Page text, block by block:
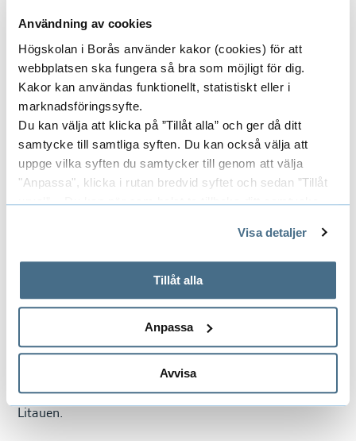
Användning av cookies
Högskolan i Borås använder kakor (cookies) för att
webbplatsen ska fungera så bra som möjligt för dig.
Kakor kan användas funktionellt, statistiskt eller i
marknadsföringssyfte.
Du kan välja att klicka på ”Tillåt alla” och ger då ditt
samtycke till samtliga syften. Du kan också välja att
uppge vilka syften du samtycker till genom att välja
"Anpassa", klicka i rutan bredvid syftet och sedan ”Tillåt
urval”. Du kan när som helst ta tillbaka ditt samtycke
På fliken "Information" kan du läsa om hur kakorna
används och hur vi och våra leverantörer inhämtar och
behandlar personuppgifter.
Visa detaljer
Tillåt alla
Anpassa
Avvisa
Material
52 % bomull, 48 % viskos
Viskosfibrer är en konstfiber som tillhör gruppen
regenatfiber och utvinns ur den naturliga råvaran trä.
Den är mycket absorberande och leder värme väl, vilket
gör den perfekt för varma klimat. Dess naturliga lyster
från bomullsplantans frökapslar. Bomull är mycket
absorberande och idealisk för varma klimat. Eftersom
bomull är mjuk och skonsam mot huden, bidrar den
också till hög komfort för bäraren av plagget.
Produktion
Stickning, färgning och beredning i Sverige, sömnad i
Litauen.